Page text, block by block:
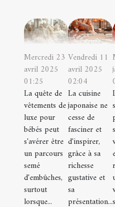
Mercredi 23
avril 2025
01:25
La quête de
vêtements de
luxe pour
bébés peut
s'avérer être
un parcours
semé
d'embûches,
surtout
lorsque...
Vendredi 11
avril 2025
02:04
La cuisine
japonaise ne
cesse de
fasciner et
d'inspirer,
grâce à sa
richesse
gustative et
sa
présentation...